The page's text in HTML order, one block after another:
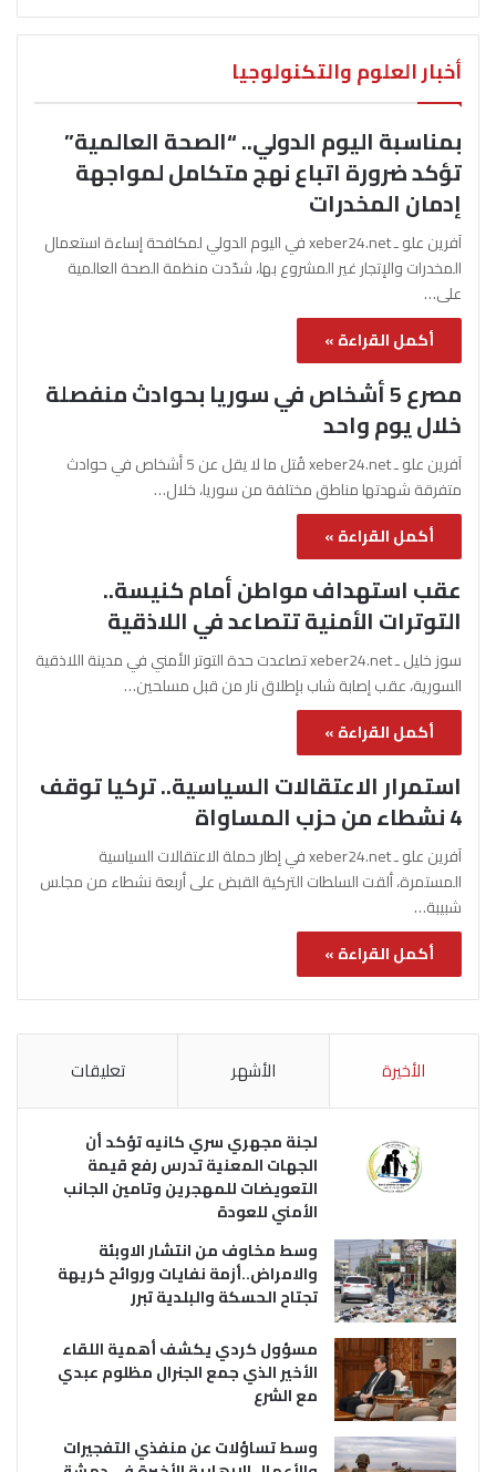
أخبار العلوم والتكنولوجيا
بمناسبة اليوم الدولي.. “الصحة العالمية”
تؤكد ضرورة اتباع نهج متكامل لمواجهة
إدمان المخدرات
آفرين علو ـ xeber24.net في اليوم الدولي لمكافحة إساءة استعمال
المخدرات والإتجار غير المشروع بها، شدّدت منظمة الصحة العالمية
على…
أكمل القراءة »
مصرع 5 أشخاص في سوريا بحوادث منفصلة
خلال يوم واحد
آفرين علو ـ xeber24.net قُتل ما لا يقل عن 5 أشخاص في حوادث
متفرقة شهدتها مناطق مختلفة من سوريا، خلال…
أكمل القراءة »
عقب استهداف مواطن أمام كنيسة..
التوترات الأمنية تتصاعد في اللاذقية
سوز خليل ـ xeber24.net تصاعدت حدة التوتر الأمني في مدينة اللاذقية
السورية، عقب إصابة شاب بإطلاق نار من قبل مسلحين…
أكمل القراءة »
استمرار الاعتقالات السياسية.. تركيا توقف
4 نشطاء من حزب المساواة
آفرين علو ـ xeber24.net في إطار حملة الاعتقالات السياسية
المستمرة، ألقت السلطات التركية القبض على أربعة نشطاء من مجلس
شبيبة…
أكمل القراءة »
الأخيرة الأشهر تعليقات
لجنة مجهري سري كانيه تؤكد أن
الجهات المعنية تدرس رفع قيمة
التعويضات للمهجرين وتامين الجانب
الأمني للعودة
وسط مخاوف من انتشار الاوبئة
والامراض..أزمة نفايات وروائح كريهة
تجتاح الحسكة والبلدية تبرر
مسؤول كردي يكشف أهمية اللقاء
الأخير الذي جمع الجنرال مظلوم عبدي
مع الشرع
وسط تساؤلات عن منفذي التفجيرات